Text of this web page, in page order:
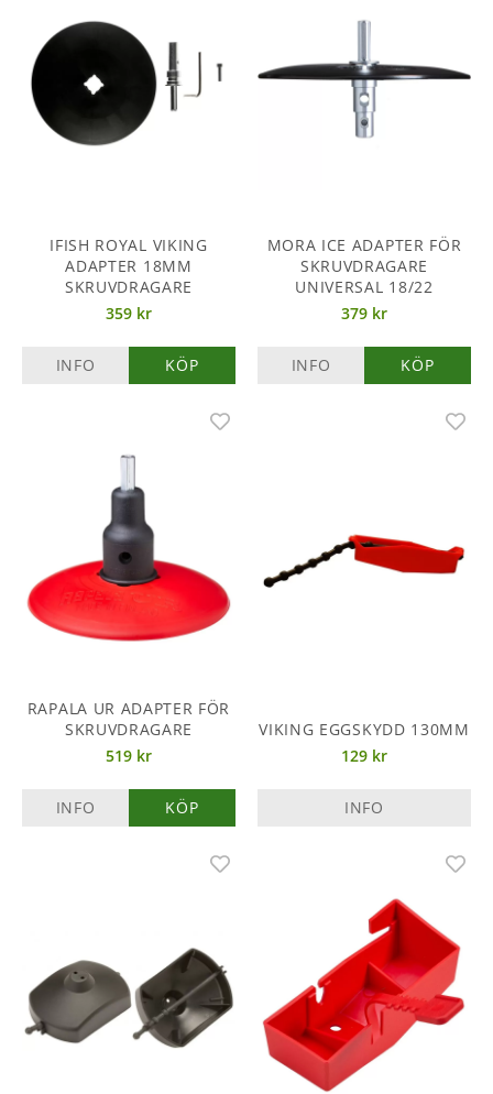
IFISH ROYAL VIKING
ADAPTER 18MM
SKRUVDRAGARE
359 kr
INFO KÖP
MORA ICE ADAPTER FÖR
SKRUVDRAGARE
UNIVERSAL 18/22
379 kr
INFO KÖP
RAPALA UR ADAPTER FÖR
SKRUVDRAGARE
519 kr
INFO KÖP
VIKING EGGSKYDD 130MM
129 kr
INFO